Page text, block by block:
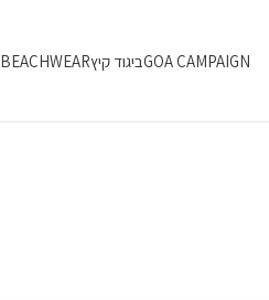
GOA CAMPAIGNביגוד קיץBEACHWEAR